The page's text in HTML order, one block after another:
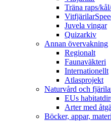
Träna raps/
Juvela vingar
Quizarkiv
Annan övervakning
Regionalt
Faunaväkteri
Internationellt
Atlasprojekt
Naturvård och
EUs
Arter med
Böcker, appar,